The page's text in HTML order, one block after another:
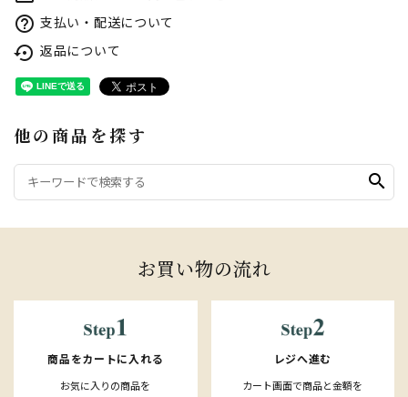
help_outline 支払い・配送について
settings_backup_restore 返品について
他の商品を探す
search
お買い物の流れ
商品をカートに入れる
お気に入りの商品を
レジへ進む
カート画面で商品と金額を